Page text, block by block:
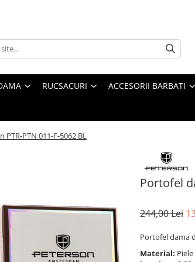
RUCSACURI ACCESORII BARBATI
PTN 011-F-5062 BL
Portofel
244,00 Lei
Portofel dama
Material: Piele